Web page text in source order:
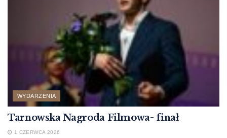
WYDARZENIA
Tarnowska Nagroda Filmowa- finał
1 CZERWCA 2026